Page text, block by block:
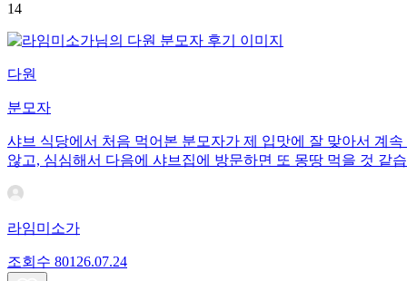
14
다원
분모자
샤브 식당에서 처음 먹어본 분모자가 제 입맛에 잘 맞아서 계
않고, 심심해서 다음에 샤브집에 방문하면 또 몽땅 먹을 것 같
라임미소가
조회수 801 26.07.24